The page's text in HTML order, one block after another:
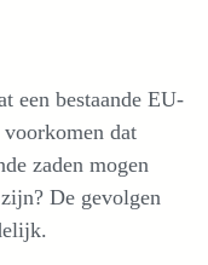
een bestaande EU-
dat
zaden mogen
De gevolgen